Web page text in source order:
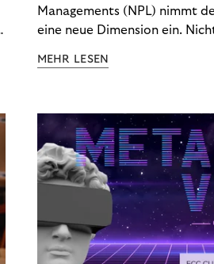
Managements (NPL) nimmt
eine neue Dimension ein.
Wettbewerbsvorteil. In einem
(DSGVO) – geraten viele
Grenzen traditioneller
MEHR LESEN